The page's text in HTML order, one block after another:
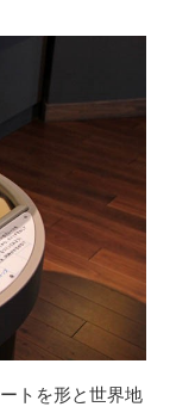
トを形と世界地